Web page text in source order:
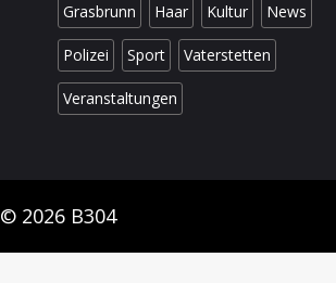
Grasbrunn Haar Kultur News
Polizei Sport Vaterstetten
Veranstaltungen
© 2026 B304